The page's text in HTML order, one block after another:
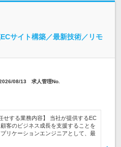
サイト構築／最新技術／リモ
08/13 求人管理No.
せする業務内容】 当社が提供するEC
客のビジネス成長を支援することを
リケーションエンジニアとして、最